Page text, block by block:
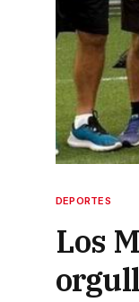
DEPORTES
Los